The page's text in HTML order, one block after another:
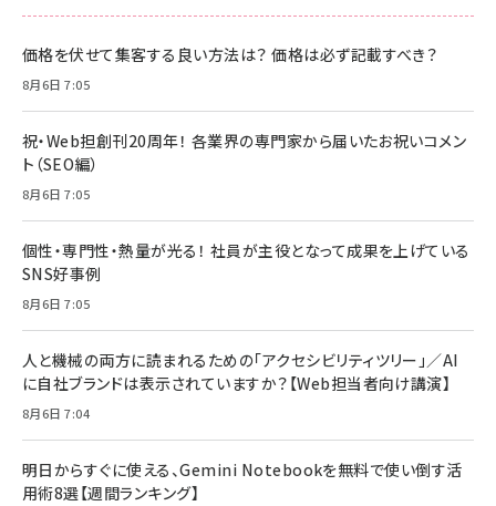
価格を伏せて集客する良い方法は？ 価格は必ず記載すべき？
8月6日 7:05
祝・Web担創刊20周年！ 各業界の専門家から届いたお祝いコメン
ト（SEO編）
8月6日 7:05
個性・専門性・熱量が光る！ 社員が主役となって成果を上げている
SNS好事例
8月6日 7:05
人と機械の両方に読まれるための「アクセシビリティツリー」／AI
に自社ブランドは表示されていますか？【Web担当者向け講演】
8月6日 7:04
明日からすぐに使える、Gemini Notebookを無料で使い倒す活
用術8選【週間ランキング】